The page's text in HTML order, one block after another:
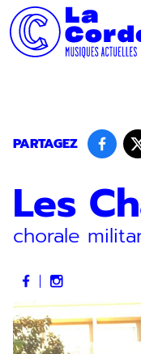
Panneau de gestion
PARTAGEZ
Les
chorale